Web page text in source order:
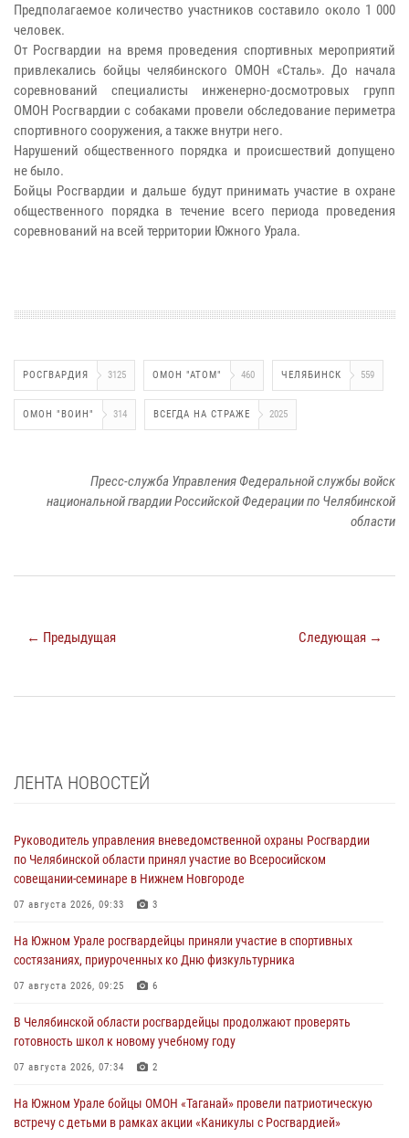
Предполагаемое количество участников составило около 1 000
человек.
От Росгвардии на время проведения спортивных мероприятий
привлекались бойцы челябинского ОМОН «Сталь». До начала
соревнований специалисты инженерно-досмотровых групп
ОМОН Росгвардии с собаками провели обследование периметра
спортивного сооружения, а также внутри него.
Нарушений общественного порядка и происшествий допущено
не было.
Бойцы Росгвардии и дальше будут принимать участие в охране
общественного порядка в течение всего периода проведения
соревнований на всей территории Южного Урала.
РОСГВАРДИЯ 3125 ОМОН "АТОМ" 460 ЧЕЛЯБИНСК 559
ОМОН "ВОИН" 314 ВСЕГДА НА СТРАЖЕ 2025
Пресс-служба Управления Федеральной службы войск
национальной гвардии Российской Федерации по Челябинской
области
← Предыдущая Следующая →
ЛЕНТА НОВОСТЕЙ
Руководитель управления вневедомственной охраны Росгвардии
по Челябинской области принял участие во Всеросийском
совещании-семинаре в Нижнем Новгороде
07 августа 2026, 09:33 3
На Южном Урале росгвардейцы приняли участие в спортивных
состязаниях, приуроченных ко Дню физкультурника
07 августа 2026, 09:25 6
В Челябинской области росгвардейцы продолжают проверять
готовность школ к новому учебному году
07 августа 2026, 07:34 2
На Южном Урале бойцы ОМОН «Таганай» провели патриотическую
встречу с детьми в рамках акции «Каникулы с Росгвардией»